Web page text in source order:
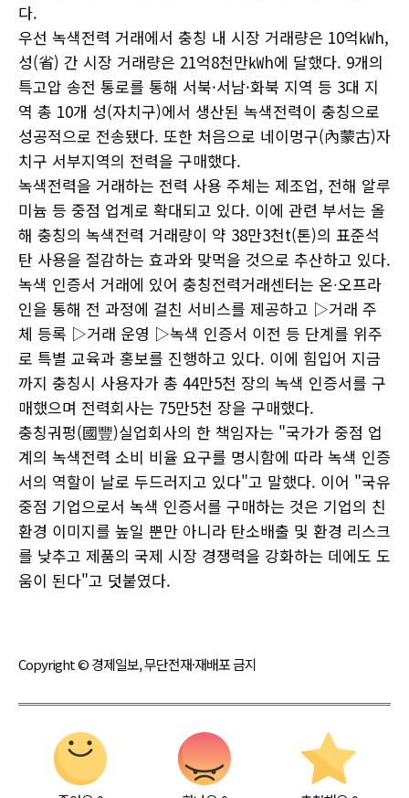
다.
우선 녹색전력 거래에서 충칭 내 시장 거래량은 10억㎾h,
성(省) 간 시장 거래량은 21억8천만㎾h에 달했다. 9개의
특고압 송전 통로를 통해 서북·서남·화북 지역 등 3대 지
역 총 10개 성(자치구)에서 생산된 녹색전력이 충칭으로
성공적으로 전송됐다. 또한 처음으로 네이멍구(內蒙古)자
치구 서부지역의 전력을 구매했다.
녹색전력을 거래하는 전력 사용 주체는 제조업, 전해 알루
미늄 등 중점 업계로 확대되고 있다. 이에 관련 부서는 올
해 충칭의 녹색전력 거래량이 약 38만3천t(톤)의 표준석
탄 사용을 절감하는 효과와 맞먹을 것으로 추산하고 있다.
녹색 인증서 거래에 있어 충칭전력거래센터는 온∙오프라
인을 통해 전 과정에 걸친 서비스를 제공하고 ▷거래 주
체 등록 ▷거래 운영 ▷녹색 인증서 이전 등 단계를 위주
로 특별 교육과 홍보를 진행하고 있다. 이에 힘입어 지금
까지 충칭시 사용자가 총 44만5천 장의 녹색 인증서를 구
매했으며 전력회사는 75만5천 장을 구매했다.
충칭궈펑(國豐)실업회사의 한 책임자는 "국가가 중점 업
계의 녹색전력 소비 비율 요구를 명시함에 따라 녹색 인증
서의 역할이 날로 두드러지고 있다"고 말했다. 이어 "국유
중점 기업으로서 녹색 인증서를 구매하는 것은 기업의 친
환경 이미지를 높일 뿐만 아니라 탄소배출 및 환경 리스크
를 낮추고 제품의 국제 시장 경쟁력을 강화하는 데에도 도
움이 된다"고 덧붙였다.
Copyright © 경제일보, 무단전재·재배포 금지